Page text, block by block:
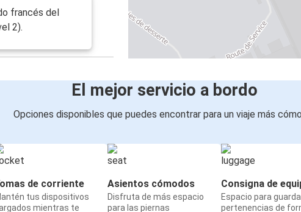
Estrasburgo
Aeropuerto de Basilea EuroAirport
Aeropuerto de Basilea EuroAirport
Basilea
francés del
2).
El mejor servicio a bordo
Opciones disponibles que puedes encontrar para un viaje más
de corriente
tus dispositivos
mientras te
Asientos cómodos
Disfruta de más espacio
para las piernas
Consigna de
Espacio para
pertenencias de